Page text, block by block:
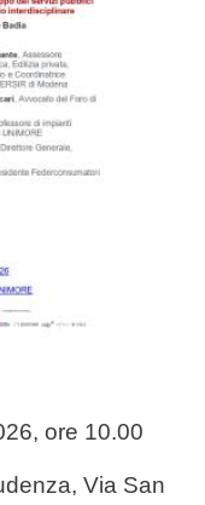
ore 10.00
Via San